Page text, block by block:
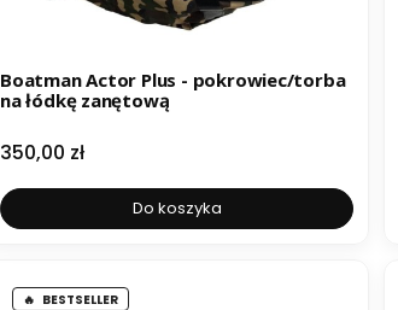
Boatman Actor Plus - pokrowiec/torba
na łódkę zanętową
Cena
350,00 zł
Do koszyka
BESTSELLER